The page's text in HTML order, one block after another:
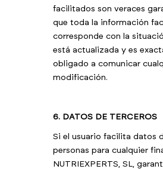
facilitados son veraces
que toda la información
corresponde con la
está actualizada y es
obligado a comunicar
modificación.
6. DATOS DE TERCEROS
Si el usuario facilita datos
personas para cualquier
NUTRIEXPERTS, SL,